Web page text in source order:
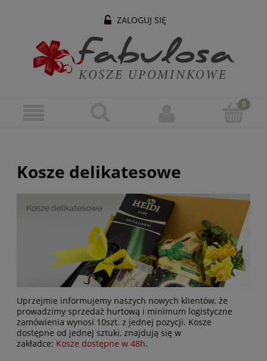
ZALOGUJ SIĘ
Kosze delikatesowe
Uprzejmie informujemy naszych nowych klientów, że
prowadzimy sprzedaż hurtową i minimum logistyczne
zamówienia wynosi 10szt. z jednej pozycji. Kosze
dostępne od jednej sztuki, znajdują się w
zakładce: Kosze dostępne w 48h.